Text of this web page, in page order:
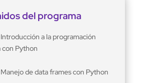
del programa
Introducción a la programación
con Python
Manejo de data frames con Python